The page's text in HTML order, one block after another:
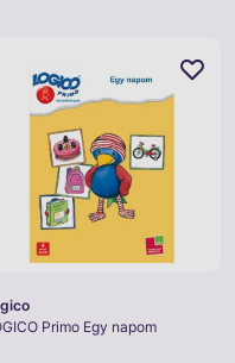
Primo Egy napom